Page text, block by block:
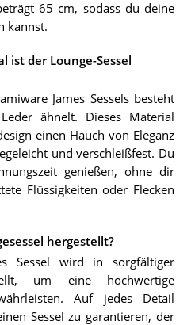
65 cm, sodass du deine
kannst.
ist der Lounge-Sessel
James Sessels besteht
ähnelt. Dieses Material
einen Hauch von Eleganz
und verschleißfest. Du
genießen, ohne dir
Flüssigkeiten oder Flecken
hergestellt?
Sessel wird in sorgfältiger
um eine hochwertige
Auf jedes Detail
Sessel zu garantieren, der